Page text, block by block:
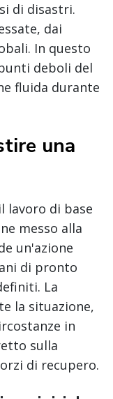
di disastri.
dai
In questo
deboli del
fluida durante
una
lavoro di base
messo alla
un'azione
di pronto
La
la situazione,
in
sulla
di recupero.